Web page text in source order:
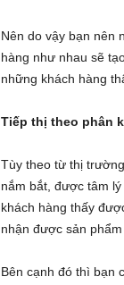
Nên do vậy bạn nên
hàng như nhau sẽ
những khách hàng
Tiếp thị theo phân
Tùy theo từ thị
nắm bắt, được tâm
khách hàng thấy
nhận được sản
Bên cạnh đó thì bạn